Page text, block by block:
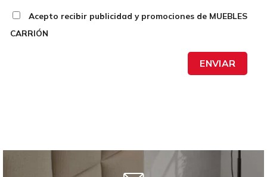
Acepto recibir publicidad y promociones de MUEBLES
CARRIÓN
ENVIAR